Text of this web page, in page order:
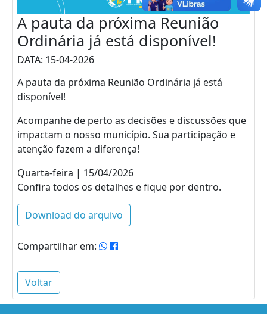
A pauta da próxima Reunião
Ordinária já está disponível!
DATA: 15-04-2026
A pauta da próxima Reunião Ordinária já está
disponível!
Acompanhe de perto as decisões e discussões que
impactam o nosso município. Sua participação e
atenção fazem a diferença!
Quarta-feira | 15/04/2026
Confira todos os detalhes e fique por dentro.
Download do arquivo
Compartilhar em:
Voltar